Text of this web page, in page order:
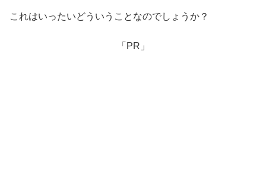
これはいったいどういうことなのでしょうか？
「PR」